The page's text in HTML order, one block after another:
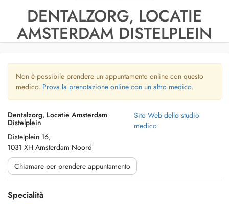
DENTALZORG, LOCATIE
AMSTERDAM DISTELPLEIN
Non è possibile prendere un appuntamento online con questo
medico. Prova la prenotazione online con un altro medico.
Dentalzorg, Locatie Amsterdam
Distelplein
Distelplein 16,
1031 XH Amsterdam Noord
Sito Web dello studio
medico
Chiamare per prendere appuntamento
Specialità